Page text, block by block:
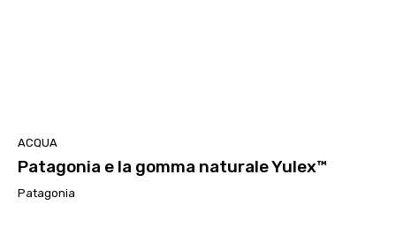
ACQUA
Patagonia e la gomma naturale Yulex™
Patagonia